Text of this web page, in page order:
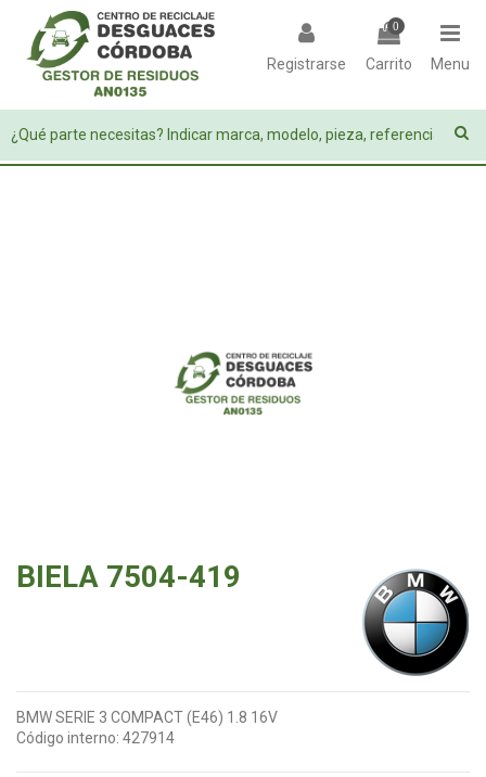
Registrarse
0
Carrito Menu
BIELA 7504-419
BMW SERIE 3 COMPACT (E46) 1.8 16V
Código interno: 427914